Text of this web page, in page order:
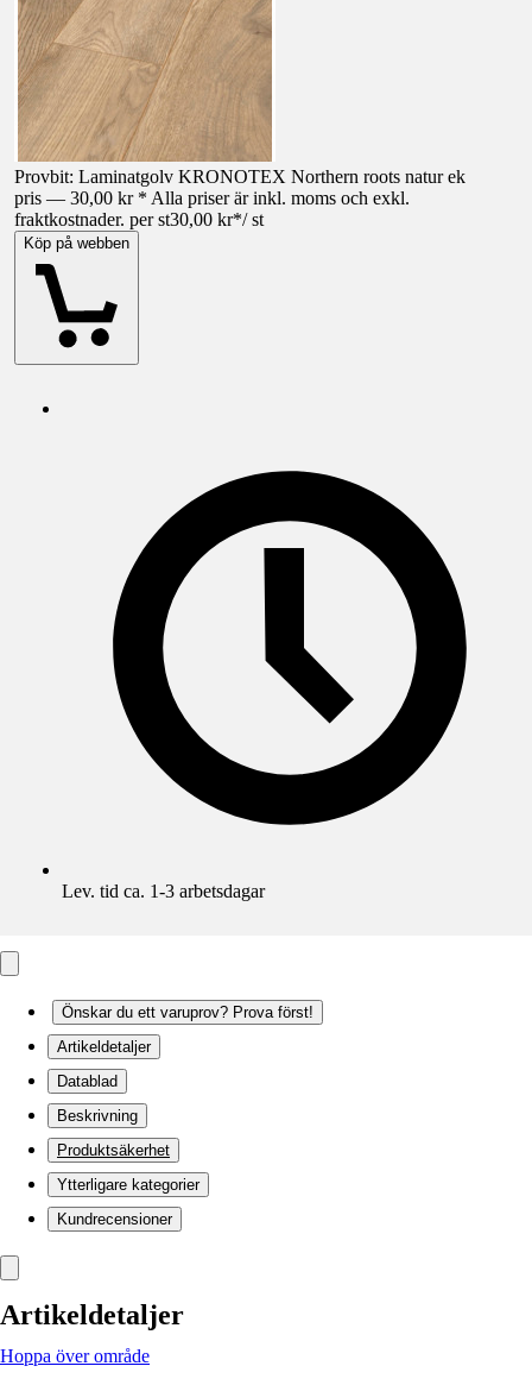
Provbit: Laminatgolv KRONOTEX Northern roots natur ek
pris — 30,00 kr * Alla priser är inkl. moms och exkl.
fraktkostnader. per st30,00 kr*/ st
Köp på webben
Lev. tid ca. 1-3 arbetsdagar
Önskar du ett varuprov? Prova först!
Artikeldetaljer
Datablad
Beskrivning
Produktsäkerhet
Ytterligare kategorier
Kundrecensioner
Artikeldetaljer
Hoppa över område